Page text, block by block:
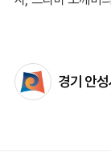
말이죠.
안성시는 이러
을 한 번에 느낄
습니다. 풍요로운
기도 안성시로 여러
경기 안성